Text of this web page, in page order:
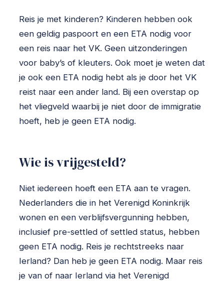
Reis je met kinderen? Kinderen hebben ook
een geldig paspoort en een ETA nodig voor
een reis naar het VK. Geen uitzonderingen
voor baby’s of kleuters. Ook moet je weten dat
je ook een ETA nodig hebt als je door het VK
reist naar een ander land. Bij een overstap op
het vliegveld waarbij je niet door de immigratie
hoeft, heb je geen ETA nodig.
Wie is vrijgesteld?
Niet iedereen hoeft een ETA aan te vragen.
Nederlanders die in het Verenigd Koninkrijk
wonen en een verblijfsvergunning hebben,
inclusief pre-settled of settled status, hebben
geen ETA nodig. Reis je rechtstreeks naar
Ierland? Dan heb je geen ETA nodig. Maar reis
je van of naar Ierland via het Verenigd